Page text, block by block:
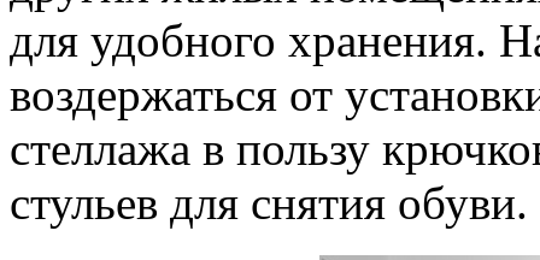
для удобного хранения.
воздержаться от
стеллажа в пользу
стульев для снятия обуви.